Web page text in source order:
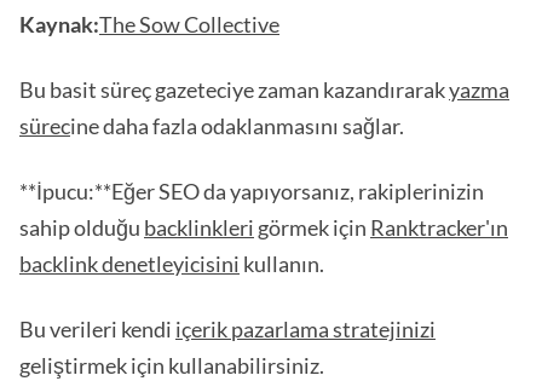
Kaynak:The Sow Collective
Bu basit süreç gazeteciye zaman kazandırarakyazma
sürecine daha fazla odaklanmasını sağlar.
**İpucu:**Eğer SEO da yapıyorsanız, rakiplerinizin
sahip olduğu backlinkleri görmek için Ranktracker'ın
backlink denetleyicisini kullanın.
Bu verileri kendi içerik pazarlama stratejinizi
geliştirmek için kullanabilirsiniz.